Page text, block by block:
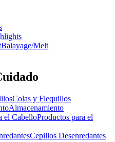
Balayage/Melt
Colas y Flequillos
Almacenamiento
Productos para el
Cepillos Desenredantes